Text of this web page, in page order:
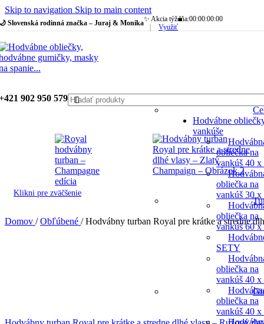
Skip to navigation Skip to main content
Slovenská rodinná značka – Juraj & Monika✨ Akcia týždňa:00:00:00:00
Využiť
902 950 579
Hodvábne
vankúše
obliečka na
vankúš 40 x
obliečka na
vankúš 30 x
obliečka na
vankúš 60 x
SETY
obliečka na
vankúš 40 x
obliečka na
vankúš 40 x
Klikni pre zväčšenie
Domov / Obľúbené / Hodvábny turban Royal pre krátke a stredne